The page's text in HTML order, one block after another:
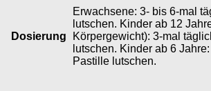
Dosierung
Erwachsene: 3- bis 6-mal
lutschen. Kinder ab 12
Körpergewicht): 3-mal
lutschen. Kinder ab 6
Pastille lutschen.